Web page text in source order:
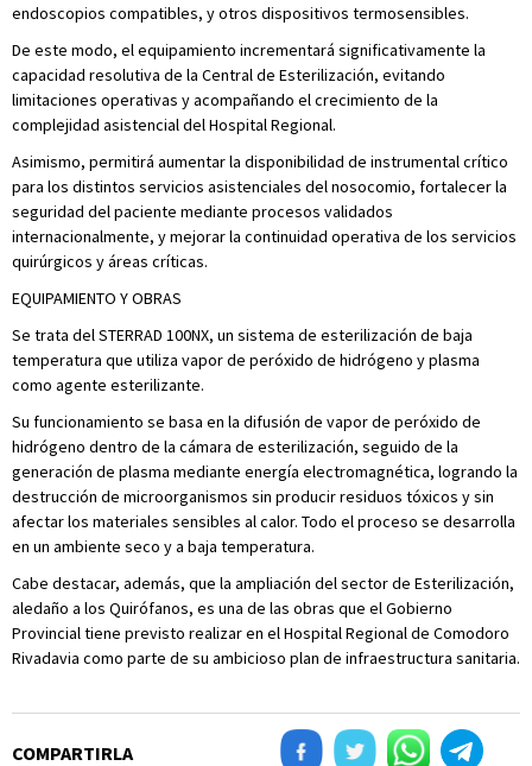
endoscopios compatibles, y otros dispositivos termosensibles.
De este modo, el equipamiento incrementará significativamente la
capacidad resolutiva de la Central de Esterilización, evitando
limitaciones operativas y acompañando el crecimiento de la
complejidad asistencial del Hospital Regional.
Asimismo, permitirá aumentar la disponibilidad de instrumental crítico
para los distintos servicios asistenciales del nosocomio, fortalecer la
seguridad del paciente mediante procesos validados
internacionalmente, y mejorar la continuidad operativa de los servicios
quirúrgicos y áreas críticas.
EQUIPAMIENTO Y OBRAS
Se trata del STERRAD 100NX, un sistema de esterilización de baja
temperatura que utiliza vapor de peróxido de hidrógeno y plasma
como agente esterilizante.
Su funcionamiento se basa en la difusión de vapor de peróxido de
hidrógeno dentro de la cámara de esterilización, seguido de la
generación de plasma mediante energía electromagnética, logrando la
destrucción de microorganismos sin producir residuos tóxicos y sin
afectar los materiales sensibles al calor. Todo el proceso se desarrolla
en un ambiente seco y a baja temperatura.
Cabe destacar, además, que la ampliación del sector de Esterilización,
aledaño a los Quirófanos, es una de las obras que el Gobierno
Provincial tiene previsto realizar en el Hospital Regional de Comodoro
Rivadavia como parte de su ambicioso plan de infraestructura sanitaria.
COMPARTIRLA